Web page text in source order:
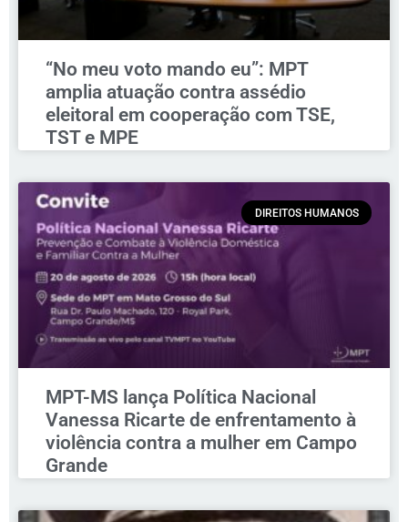
“No meu voto mando eu”: MPT
amplia atuação contra assédio
eleitoral em cooperação com TSE,
TST e MPE
DIREITOS HUMANOS
MPT-MS lança Política Nacional
Vanessa Ricarte de enfrentamento à
violência contra a mulher em Campo
Grande